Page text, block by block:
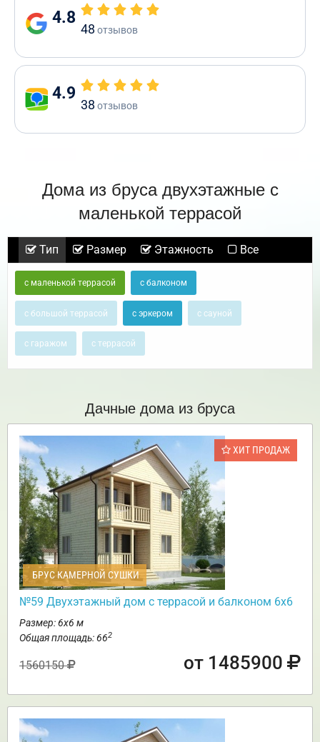
4.8
48 отзывов
4.9
38 отзывов
Дома из бруса двухэтажные с
маленькой террасой
Тип Размер Этажность Все
с маленькой террасой с балконом
с большой террасой с эркером с сауной
с гаражом с террасой
Дачные дома из бруса
ХИТ ПРОДАЖ
БРУС КАМЕРНОЙ СУШКИ
№59 Двухэтажный дом с террасой и балконом 6х6
Размер: 6х6 м
Общая площадь: 662
1560150 от 1485900